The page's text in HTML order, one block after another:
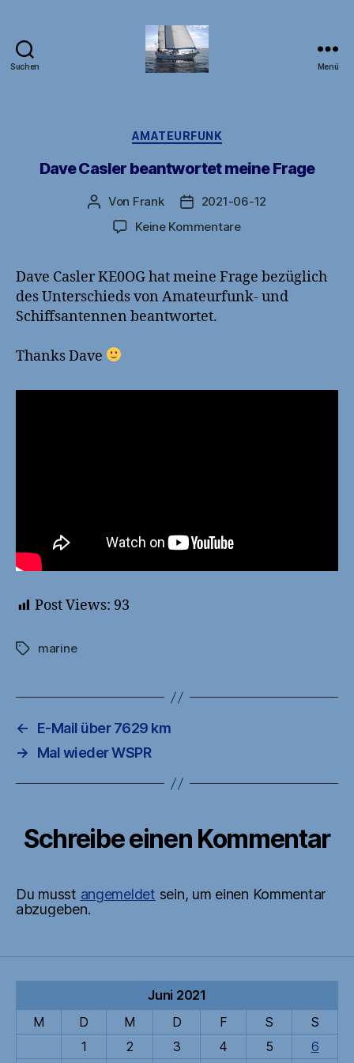
Suchen Menü
Kategorien
AMATEURFUNK
Dave Casler beantwortet meine Frage
Beitragsautor
Von Frank Veröffentlichungsdatum
2021-06-12
Keine Kommentarezu
beantwortet
meine
Dave Casler KE0OG hat meine Frage bezüglich
des Unterschieds von Amateurfunk- und
Schiffsantennen beantwortet.
Thanks Dave
Post Views: 93
Schlagwörter
marine
←
E-Mail über 7629 km
→
Mal wieder WSPR
Schreibe einen Kommentar
Du musst angemeldet sein, um einen Kommentar
abzugeben.
Juni 2021
M
D M D F S
S
1
2 3 4 5 6